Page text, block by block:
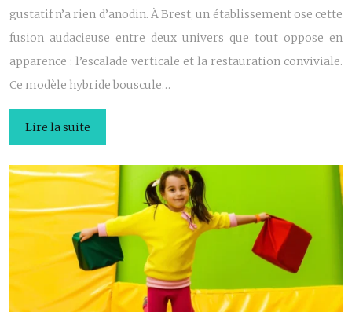
gustatif n’a rien d’anodin. À Brest, un établissement ose cette
fusion audacieuse entre deux univers que tout oppose en
apparence : l’escalade verticale et la restauration conviviale.
Ce modèle hybride bouscule…
Lire la suite